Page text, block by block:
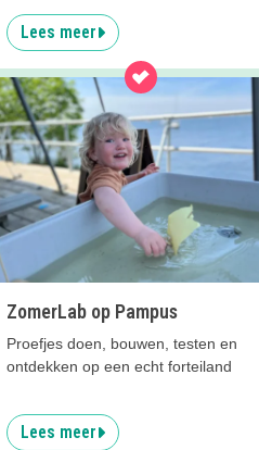
Muiden.
Lees meer
ZomerLab op Pampus
Proefjes doen, bouwen, testen en
ontdekken op een echt forteiland
Lees meer